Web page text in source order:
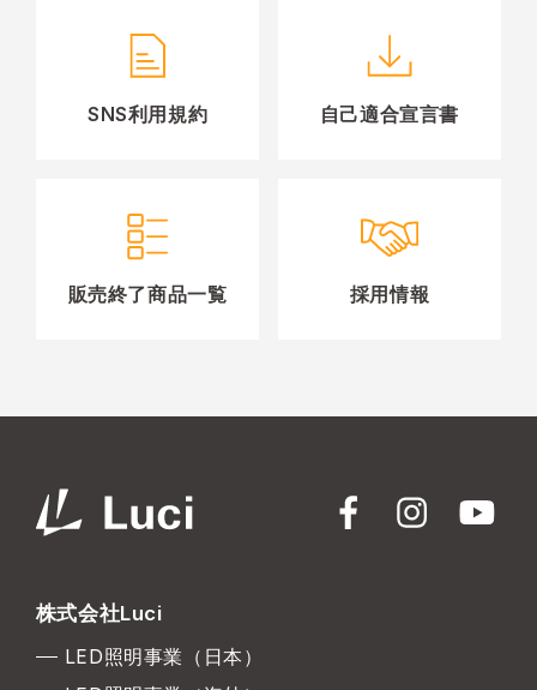
SNS利用規約 自己適合宣言書
販売終了商品一覧 採用情報
株式会社Luci
LED照明事業（日本）